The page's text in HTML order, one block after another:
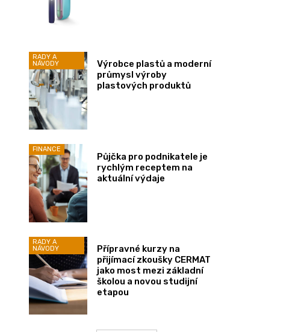
RADY A
NÁVODY
Výrobce plastů a moderní
průmysl výroby
plastových produktů
FINANCE
Půjčka pro podnikatele je
rychlým receptem na
aktuální výdaje
RADY A
NÁVODY
Přípravné kurzy na
přijímací zkoušky CERMAT
jako most mezi základní
školou a novou studijní
etapou